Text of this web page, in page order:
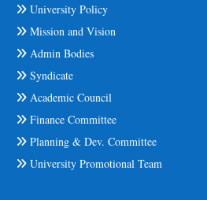
University Policy
Mission and Vision
Admin Bodies
Syndicate
Academic Council
Finance Committee
Planning & Dev. Committee
University Promotional Team